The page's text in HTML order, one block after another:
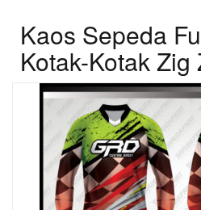
Kaos Sepeda
Kotak-Kotak Zig